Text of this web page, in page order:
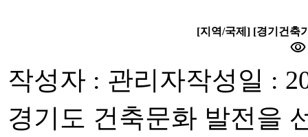
[지역/국제] [경기건축
visibility
작성자 : 관리자작성일 :
경기도 건축문화 발전을